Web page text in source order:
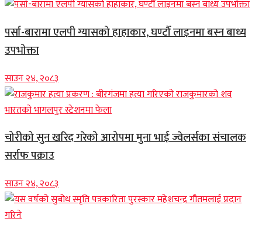
पर्सा-बारामा एलपी ग्यासको हाहाकार, घण्टौँ लाइनमा बस्न बाध्य
उपभोक्ता
साउन २४, २०८३
चोरीको सुन खरिद गरेको आरोपमा मुना भाई ज्वेलर्सका संचालक
सर्राफ पक्राउ
साउन २४, २०८३